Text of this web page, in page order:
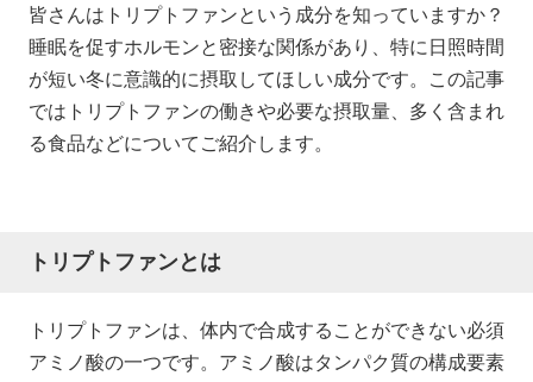
皆さんはトリプトファンという成分を知っていますか？
睡眠を促すホルモンと密接な関係があり、特に日照時間
が短い冬に意識的に摂取してほしい成分です。この記事
ではトリプトファンの働きや必要な摂取量、多く含まれ
る食品などについてご紹介します。
トリプトファンとは
トリプトファンは、体内で合成することができない必須
アミノ酸の一つです。アミノ酸はタンパク質の構成要素